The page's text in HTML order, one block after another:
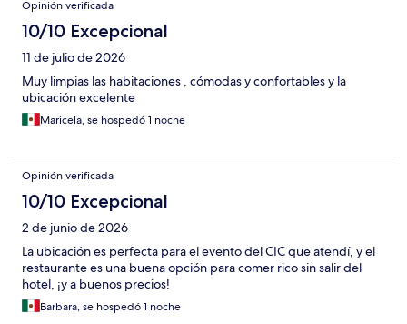
Opinión verificada
10/10 Excepcional
11 de julio de 2026
Muy limpias las habitaciones , cómodas y confortables y la
ubicación excelente
Maricela, se hospedó 1 noche
Opinión verificada
10/10 Excepcional
2 de junio de 2026
La ubicación es perfecta para el evento del CIC que atendí, y el
restaurante es una buena opción para comer rico sin salir del
hotel, ¡y a buenos precios!
Barbara, se hospedó 1 noche